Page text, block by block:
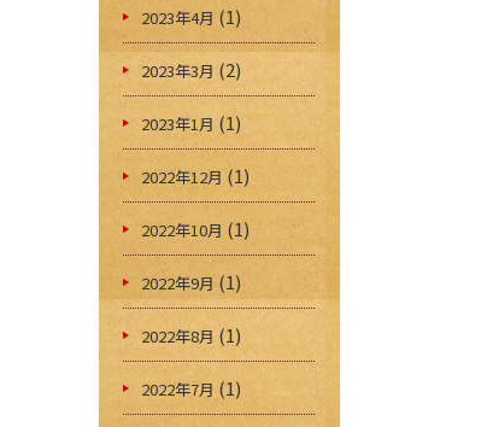
2023年4月 (1)
2023年3月 (2)
2023年1月 (1)
2022年12月 (1)
2022年10月 (1)
2022年9月 (1)
2022年8月 (1)
2022年7月 (1)